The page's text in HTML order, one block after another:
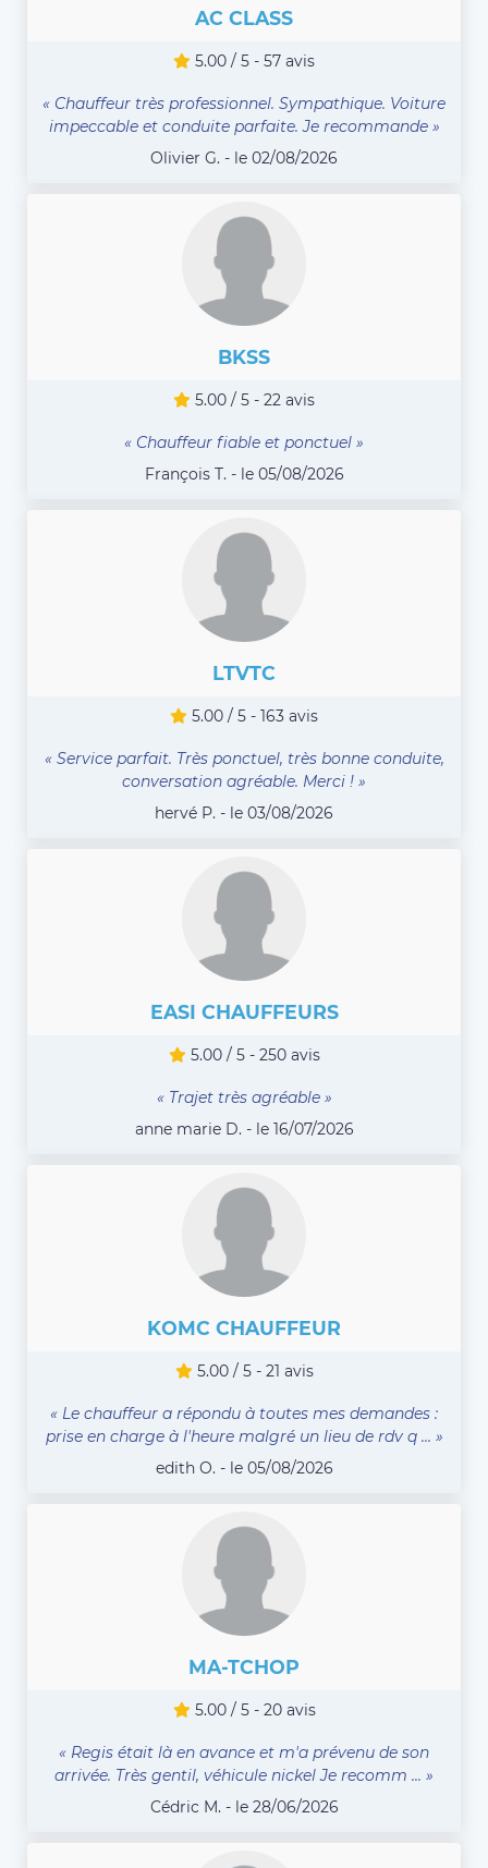
AC CLASS
5.00 / 5 - 57 avis
« Chauffeur très professionnel. Sympathique. Voiture
impeccable et conduite parfaite. Je recommande »
Olivier G. - le 02/08/2026
BKSS
5.00 / 5 - 22 avis
« Chauffeur fiable et ponctuel »
François T. - le 05/08/2026
LTVTC
5.00 / 5 - 163 avis
« Service parfait. Très ponctuel, très bonne conduite,
conversation agréable. Merci ! »
hervé P. - le 03/08/2026
EASI CHAUFFEURS
5.00 / 5 - 250 avis
« Trajet très agréable »
anne marie D. - le 16/07/2026
KOMC CHAUFFEUR
5.00 / 5 - 21 avis
« Le chauffeur a répondu à toutes mes demandes :
prise en charge à l'heure malgré un lieu de rdv q ... »
edith O. - le 05/08/2026
MA-TCHOP
5.00 / 5 - 20 avis
« Regis était là en avance et m'a prévenu de son
arrivée. Très gentil, véhicule nickel Je recomm ... »
Cédric M. - le 28/06/2026